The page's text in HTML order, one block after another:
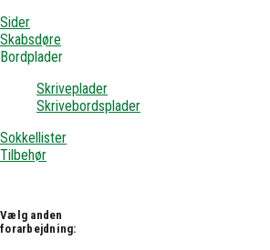
Sider
Skabsdøre
Bordplader
Skriveplader
Skrivebordsplader
Sokkellister
Tilbehør
Vælg anden
forarbejdning: